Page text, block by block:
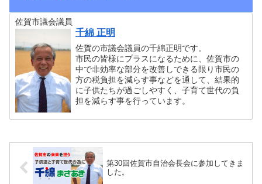
佐賀市議会議員
千綿 正明
佐賀の市議会議員の千綿正明です。
市民の皆様にプラスになるために、佐賀市の
中で非効率な部分を改善しできる限り市民の
方の税負担を減らす事などを通して、結果的
に子供たちが過ごしやすく、子育て世代の負
担を減らす事を行っています。
第30回佐賀市自治会長会に参加してきま
した。